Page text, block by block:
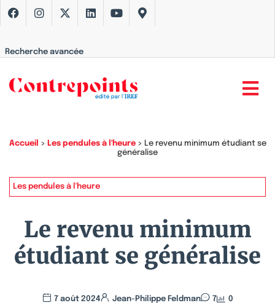
Recherche avancée
Accueil > Les pendules à l'heure> Le revenu minimum étudiant se
généralise
Les pendules à l'heure
Le revenu minimum
étudiant se généralise
7 août 2024 Jean-Philippe Feldman 7
0